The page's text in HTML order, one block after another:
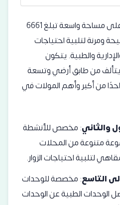
على مساحة واسعة تبلغ 6661
ومرنة لتلبية احتياجات
والطبية. يتكون
من طابق أرضي وتسعة
من أكبر وأهم المولات في
والثاني: مخصص للأنشطة
متنوعة من المحلات
لتلبية احتياجات الزوار.
التاسع: مخصصة للوحدات
الوحدات الطبية عن الوحدات